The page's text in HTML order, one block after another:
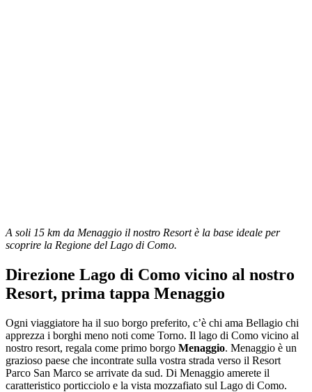
A soli 15 km da Menaggio il nostro Resort è la base ideale per
scoprire la Regione del Lago di Como.
Direzione Lago di Como vicino al nostro
Resort, prima tappa Menaggio
Ogni viaggiatore ha il suo borgo preferito, c’è chi ama Bellagio chi
apprezza i borghi meno noti come Torno. Il lago di Como vicino al
nostro resort, regala come primo borgo Menaggio. Menaggio è un
grazioso paese che incontrate sulla vostra strada verso il Resort
Parco San Marco se arrivate da sud. Di Menaggio amerete il
caratteristico porticciolo e la vista mozzafiato sul Lago di Como.